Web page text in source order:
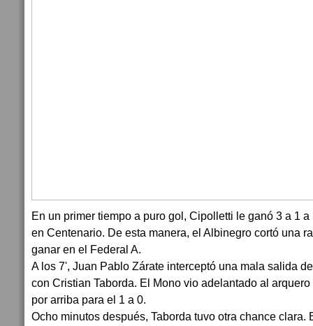
En un primer tiempo a puro gol, Cipolletti le ganó 3 a 1
en Centenario. De esta manera, el Albinegro cortó una
ganar en el Federal A.
A los 7', Juan Pablo Zárate interceptó una mala salida
con Cristian Taborda. El Mono vio adelantado al
por arriba para el 1 a 0.
Ocho minutos después, Taborda tuvo otra chance clara.